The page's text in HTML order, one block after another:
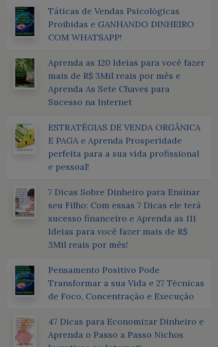
Táticas de Vendas Psicológicas
Proibidas e GANHANDO DINHEIRO
COM WHATSAPP!
Aprenda as 120 Ideias para você fazer
mais de R$ 3Mil reais por mês e
Aprenda As Sete Chaves para
Sucesso na Internet
ESTRATÉGIAS DE VENDA ORGÂNICA
E PAGA e Aprenda Prosperidade
perfeita para a sua vida profissional
e pessoal!
7 Dicas Sobre Dinheiro para Ensinar
seu Filho: Com essas 7 Dicas ele terá
sucesso financeiro e Aprenda as 111
Ideias para você fazer mais de R$
3Mil reais por mês!
Pensamento Positivo Pode
Transformar a sua Vida e 27 Técnicas
de Foco, Concentração e Execução
47 Dicas para Economizar Dinheiro e
Aprenda o Passo a Passo Nichos